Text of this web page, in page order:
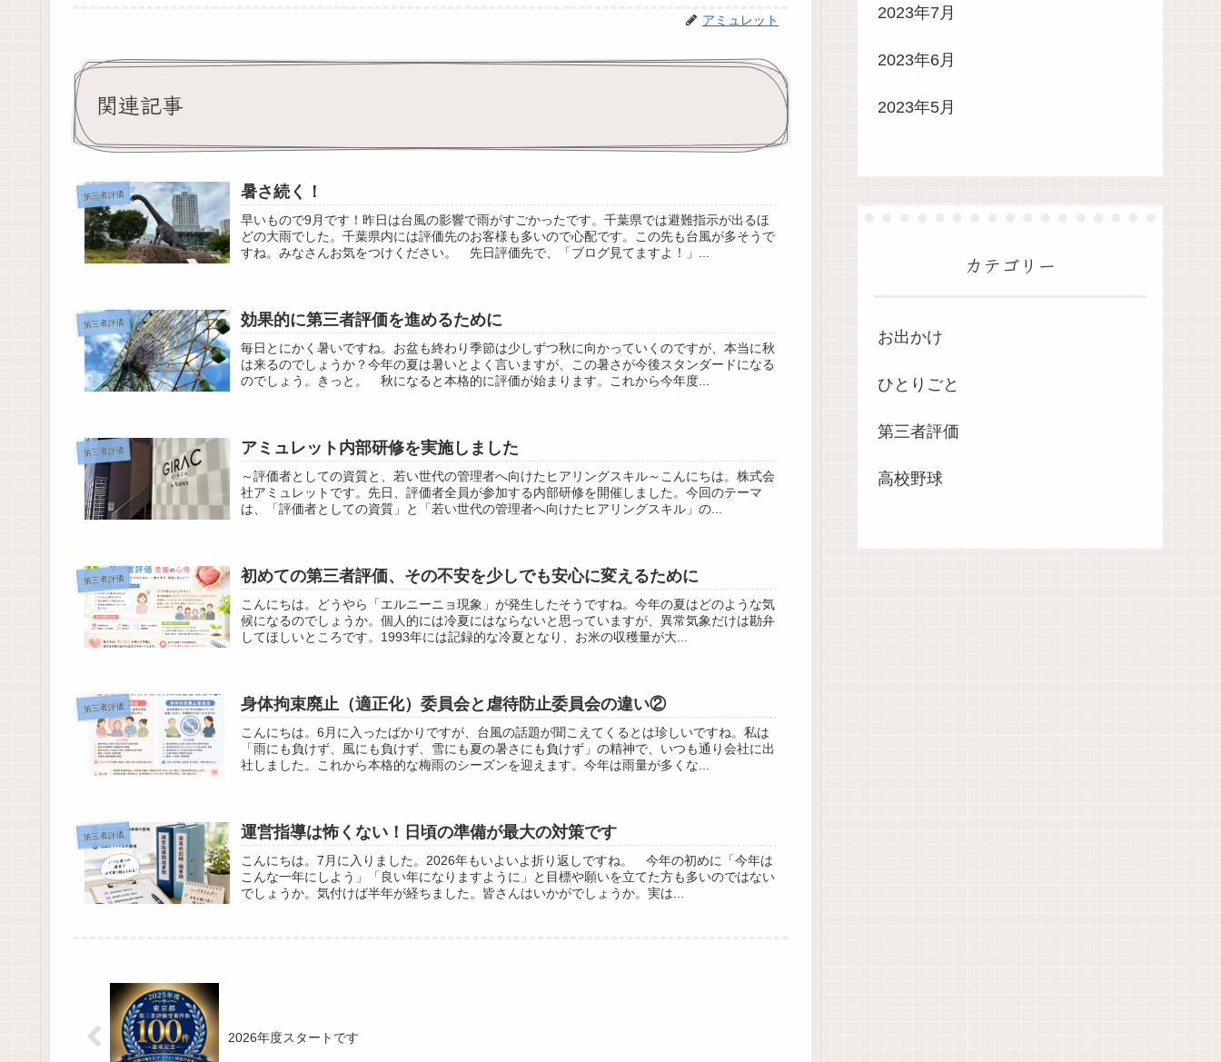
アミュレット
関連記事
第三者評価 暑さ続く！
早いもので9月です！昨日は台風の影響で雨がすごかったです。千葉県では避難指示が出るほ
どの大雨でした。千葉県内には評価先のお客様も多いので心配です。この先も台風が多そうで
すね。みなさんお気をつけください。 先日評価先で、「ブログ見てますよ！」...
第三者評価 効果的に第三者評価を進めるために
毎日とにかく暑いですね。お盆も終わり季節は少しずつ秋に向かっていくのですが、本当に秋
は来るのでしょうか？今年の夏は暑いとよく言いますが、この暑さが今後スタンダードになる
のでしょう。きっと。 秋になると本格的に評価が始まります。これから今年度...
第三者評価 アミュレット内部研修を実施しました
～評価者としての資質と、若い世代の管理者へ向けたヒアリングスキル～こんにちは。株式会
社アミュレットです。先日、評価者全員が参加する内部研修を開催しました。今回のテーマ
は、「評価者としての資質」と「若い世代の管理者へ向けたヒアリングスキル」の...
第三者評価 初めての第三者評価、その不安を少しでも安心に変えるために
こんにちは。どうやら「エルニーニョ現象」が発生したそうですね。今年の夏はどのような気
候になるのでしょうか。個人的には冷夏にはならないと思っていますが、異常気象だけは勘弁
してほしいところです。1993年には記録的な冷夏となり、お米の収穫量が大...
第三者評価 身体拘束廃止（適正化）委員会と虐待防止委員会の違い②
こんにちは。6月に入ったばかりですが、台風の話題が聞こえてくるとは珍しいですね。私は
「雨にも負けず、風にも負けず、雪にも夏の暑さにも負けず」の精神で、いつも通り会社に出
社しました。これから本格的な梅雨のシーズンを迎えます。今年は雨量が多くな...
第三者評価 運営指導は怖くない！日頃の準備が最大の対策です
こんにちは。7月に入りました。2026年もいよいよ折り返しですね。 今年の初めに「今年は
こんな一年にしよう」「良い年になりますように」と目標や願いを立てた方も多いのではない
でしょうか。気付けば半年が経ちました。皆さんはいかがでしょうか。実は...
2026年度スタートです
2023年7月
2023年6月
2023年5月
カテゴリー
お出かけ
ひとりごと
第三者評価
高校野球